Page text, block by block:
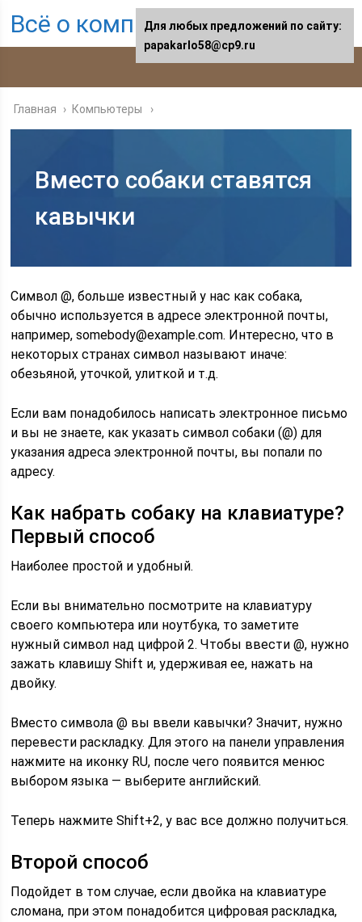
Всё о компьютерах
Главная › Компьютеры
Вместо собаки ставятся
кавычки
Символ @, больше известный у нас как собака,
обычно используется в адресе электронной почты,
например, somebody@example.com. Интересно, что в
некоторых странах символ называют иначе:
обезьяной, уточкой, улиткой и т.д.
Если вам понадобилось написать электронное письмо
и вы не знаете, как указать символ собаки (@) для
указания адреса электронной почты, вы попали по
адресу.
Как набрать собаку на клавиатуре?
Первый способ
Наиболее простой и удобный.
Если вы внимательно посмотрите на клавиатуру
своего компьютера или ноутбука, то заметите
нужный символ над цифрой 2. Чтобы ввести @, нужно
зажать клавишу Shift и, удерживая ее, нажать на
двойку.
Вместо символа @ вы ввели кавычки? Значит, нужно
перевести раскладку. Для этого на панели управления
нажмите на иконку RU, после чего появится менюс
выбором языка — выберите английский.
Теперь нажмите Shift+2, у вас все должно получиться.
Второй способ
Подойдет в том случае, если двойка на клавиатуре
сломана, при этом понадобится цифровая раскладка,
Для любых предложений по сайту:
papakarlo58@cp9.ru